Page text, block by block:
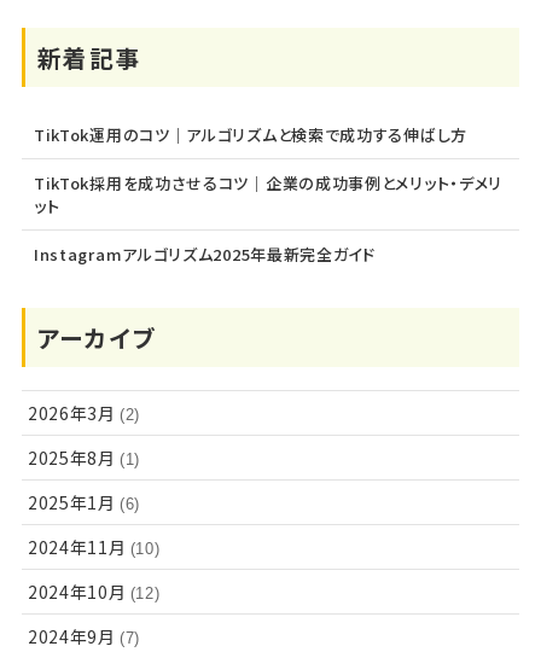
新着記事
TikTok運用のコツ｜アルゴリズムと検索で成功する伸ばし方
TikTok採用を成功させるコツ｜企業の成功事例とメリット・デメリ
ット
Instagramアルゴリズム2025年最新完全ガイド
アーカイブ
2026年3月 (2)
2025年8月 (1)
2025年1月 (6)
2024年11月 (10)
2024年10月 (12)
2024年9月 (7)